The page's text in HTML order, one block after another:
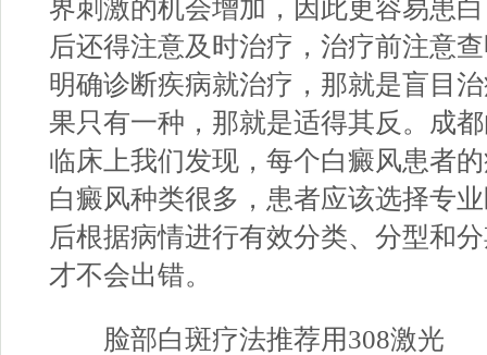
界刺激的机会增加，因此更容易患
后还得注意及时治疗，治疗前注意
明确诊断疾病就治疗，那就是盲目
果只有一种，那就是适得其反。成
临床上我们发现，每个白癜风患者
白癜风种类很多，患者应该选择专
后根据病情进行有效分类、分型和
才不会出错。
脸部白斑疗法推荐用308激光